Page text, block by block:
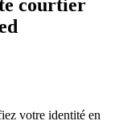
courtier
votre identité en